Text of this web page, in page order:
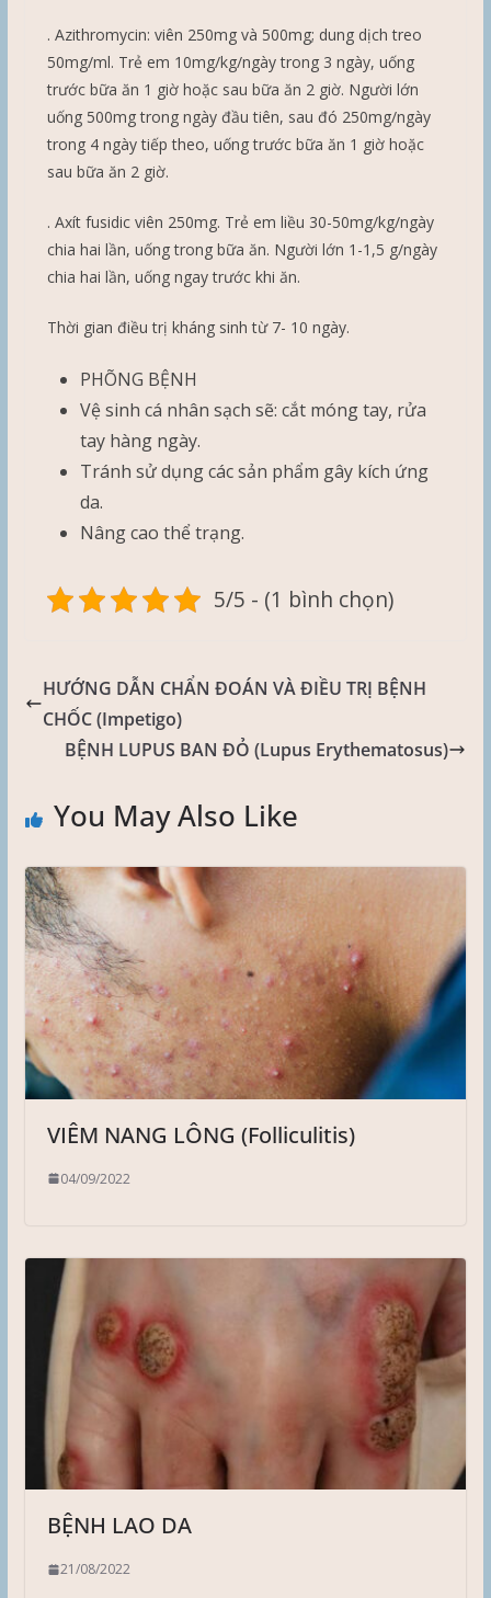
. Azithromycin: viên 250mg và 500mg; dung dịch treo
50mg/ml. Trẻ em 10mg/kg/ngày trong 3 ngày, uống
trước bữa ăn 1 giờ hoặc sau bữa ăn 2 giờ. Người lớn
uống 500mg trong ngày đầu tiên, sau đó 250mg/ngày
trong 4 ngày tiếp theo, uống trước bữa ăn 1 giờ hoặc
sau bữa ăn 2 giờ.
. Axít fusidic viên 250mg. Trẻ em liều 30-50mg/kg/ngày
chia hai lần, uống trong bữa ăn. Người lớn 1-1,5 g/ngày
chia hai lần, uống ngay trước khi ăn.
Thời gian điều trị kháng sinh từ 7- 10 ngày.
PHÕNG BỆNH
Vệ sinh cá nhân sạch sẽ: cắt móng tay, rửa
tay hàng ngày.
Tránh sử dụng các sản phẩm gây kích ứng
da.
Nâng cao thể trạng.
5/5 - (1 bình chọn)
HƯỚNG DẪN CHẨN ĐOÁN VÀ ĐIỀU TRỊ BỆNH
CHỐC (Impetigo)
BỆNH LUPUS BAN ĐỎ (Lupus Erythematosus)
You May Also Like
VIÊM NANG LÔNG (Folliculitis)
04/09/2022
BỆNH LAO DA
21/08/2022